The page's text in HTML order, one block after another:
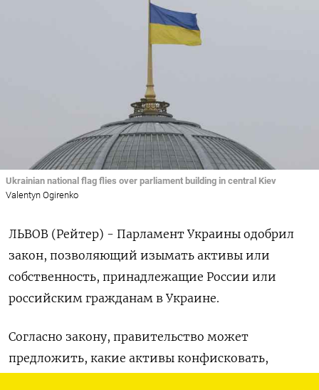
Ukrainian national flag flies over parliament building in central Kiev
Valentyn Ogirenko
ЛЬВОВ (Рейтер) - Парламент Украины одобрил
закон, позволяющий изымать активы или
собственность, принадлежащие России или
российским гражданам в Украине.
Согласно закону, правительство может
предложить, какие активы конфисковать,